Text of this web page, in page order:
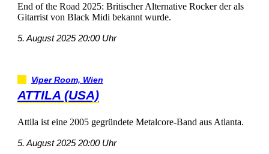
EndoftheRoad2025:BritischerAlternativeRockerderals
GitarristvonBlackMidibekanntwurde.
5.August202520:00Uhr
ViperRoom,Wien
ATTILA(USA)
Attilaisteine2005gegründeteMetalcore-BandausAtlanta.
5.August202520:00Uhr